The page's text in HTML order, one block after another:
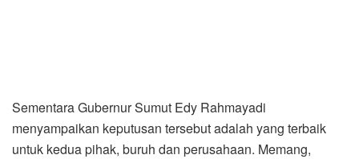
Sementara Gubernur Sumut Edy Rahmayadi
menyampaikan keputusan tersebut adalah yang terbaik
untuk kedua pihak, buruh dan perusahaan. Memang,